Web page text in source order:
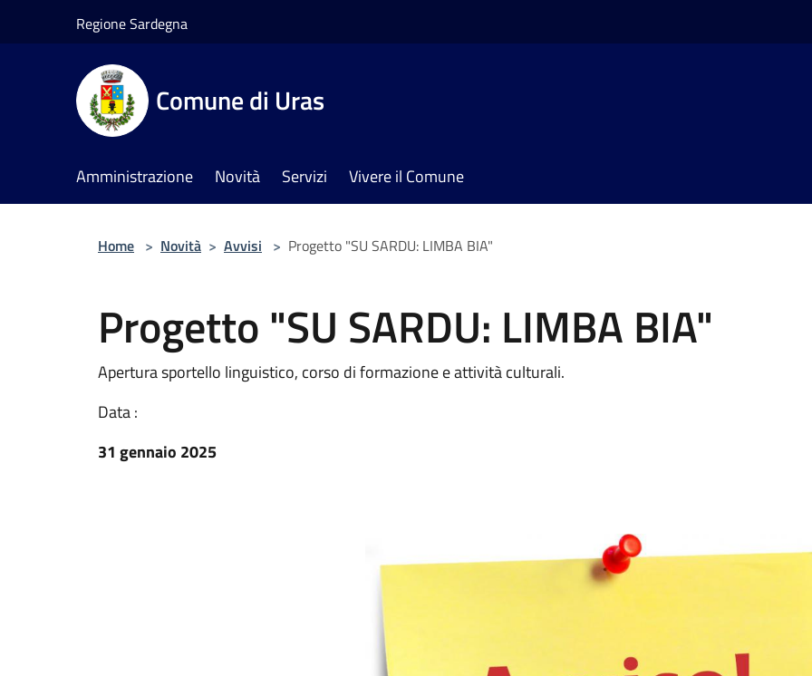
Regione Sardegna
Comune di Uras
Amministrazione Novità Servizi Vivere il Comune
Home > Novità > Avvisi > Progetto "SU SARDU: LIMBA BIA"
Progetto "SU SARDU: LIMBA BIA"
Apertura sportello linguistico, corso di formazione e attività culturali.
Data :
31 gennaio 2025